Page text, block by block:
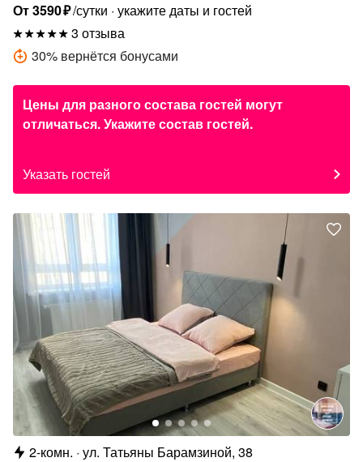
От3590₽/сутки укажите даты и гостей
3 отзыва
30% вернётся бонусами
Цены для разного состава гостей могут
отличаться. Укажите состав гостей.
Указать гостей
2-комн. ул. Татьяны Барамзиной, 38